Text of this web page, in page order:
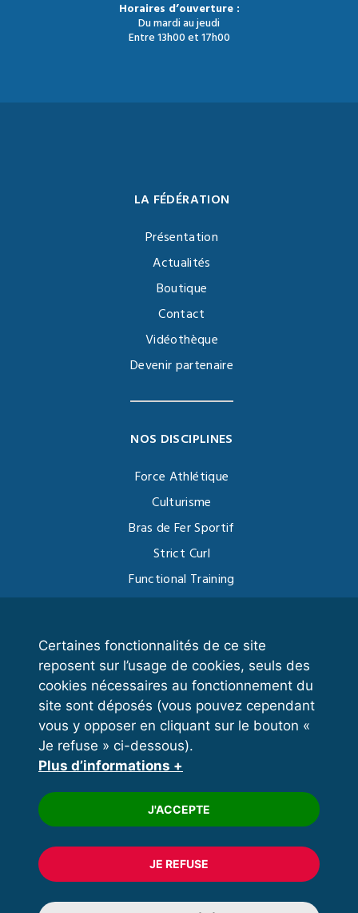
Certaines fonctionnalités de ce site
reposent sur l’usage de cookies, seuls des
cookies nécessaires au fonctionnement du
site sont déposés (vous pouvez cependant
vous y opposer en cliquant sur le bouton «
Je refuse » ci-dessous).
Plus d’informations +
J'ACCEPTE
JE REFUSE
Horaires d’ouverture :
Du mardi au jeudi
Entre 13h00 et 17h00
LA FÉDÉRATION
Présentation
Actualités
Boutique
Contact
Vidéothèque
Devenir partenaire
NOS DISCIPLINES
Force Athlétique
Culturisme
Bras de Fer Sportif
Strict Curl
Functional Training
VOS ESPACES
Espace dirigeant
Espace licencié
Trouver un club
Formation
© 2020 FFFORCE Tous droits réservés
Mentions légales